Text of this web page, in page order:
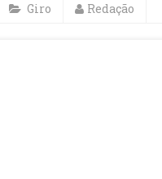
Giro Redação